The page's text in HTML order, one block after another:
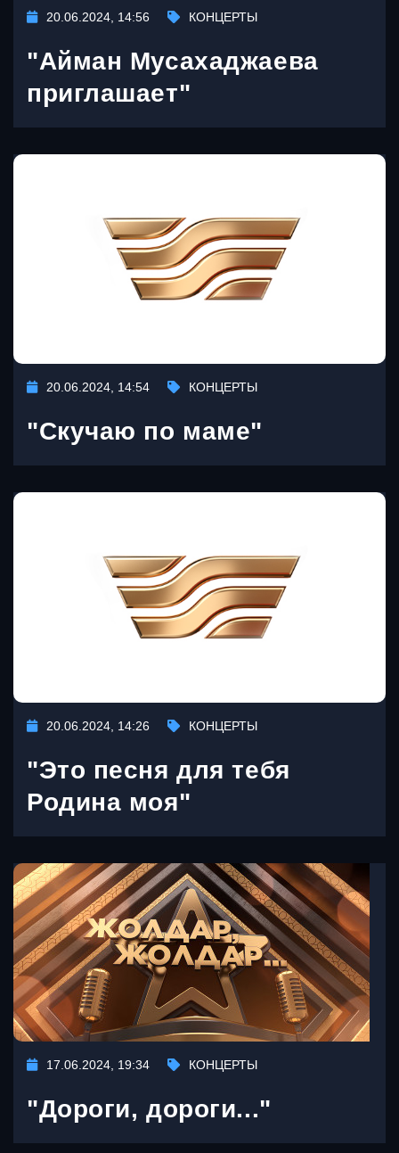
20.06.2024, 14:56 КОНЦЕРТЫ
"Айман Мусахаджаева
приглашает"
20.06.2024, 14:54 КОНЦЕРТЫ
"Скучаю по маме"
20.06.2024, 14:26 КОНЦЕРТЫ
"Это песня для тебя
Родина моя"
17.06.2024, 19:34 КОНЦЕРТЫ
"Дороги, дороги..."